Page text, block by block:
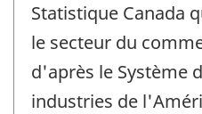
Statistique Canada
le secteur du
d'après le Système
industries de